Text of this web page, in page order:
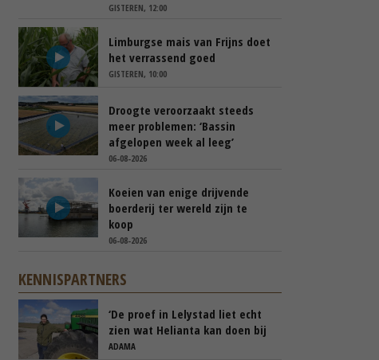
GISTEREN, 12:00
Limburgse mais van Frijns doet
het verrassend goed
GISTEREN, 10:00
Droogte veroorzaakt steeds
meer problemen: ‘Bassin
afgelopen week al leeg’
06-08-2026
Koeien van enige drijvende
boerderij ter wereld zijn te
koop
06-08-2026
KENNISPARTNERS
‘De proef in Lelystad liet echt
zien wat Helianta kan doen bij
phytophthora’
ADAMA